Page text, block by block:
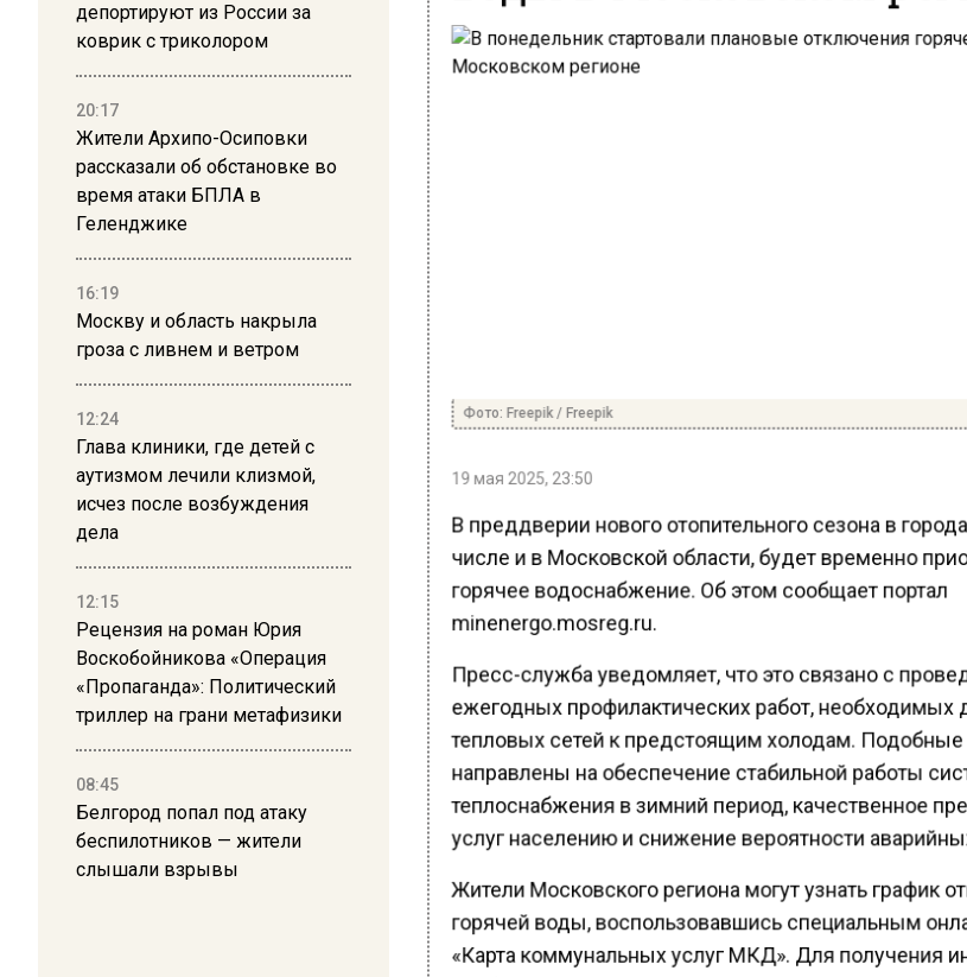
депортируют из России за
коврик с триколором
20:17
Жители Архипо-Осиповки
рассказали об обстановке во
время атаки БПЛА в
Геленджике
16:19
Москву и область накрыла
гроза с ливнем и ветром
12:24
Глава клиники, где детей с
аутизмом лечили клизмой,
исчез после возбуждения
дела
12:15
Рецензия на роман Юрия
Воскобойникова «Операция
«Пропаганда»: Политический
триллер на грани метафизики
08:45
Белгород попал под атаку
беспилотников — жители
слышали взрывы
Фото: Freepik / Freepik
19 мая 2025, 23:50
В преддверии нового отопительного сезона в
числе и в Московской области, будет временно
горячее водоснабжение. Об этом сообщает портал
minenergo.mosreg.ru.
Пресс-служба уведомляет, что это связано с
ежегодных профилактических работ, необходимых
тепловых сетей к предстоящим холодам.
направлены на обеспечение стабильной работы
теплоснабжения в зимний период, качественное
услуг населению и снижение вероятности
Жители Московского региона могут узнать график
горячей воды, воспользовавшись специальным
«Карта коммунальных услуг МКД». Для получения